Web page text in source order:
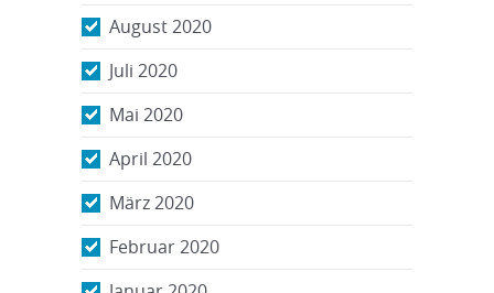
August 2020
Juli 2020
Mai 2020
April 2020
März 2020
Februar 2020